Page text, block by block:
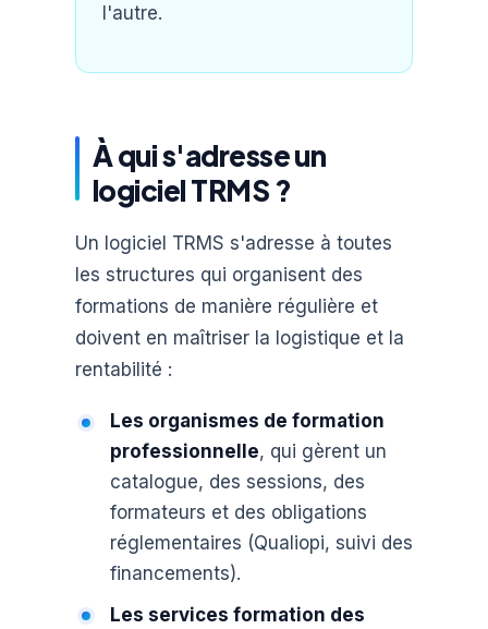
l'autre.
À qui s'adresse un
logiciel TRMS ?
Un logiciel TRMS s'adresse à toutes
les structures qui organisent des
formations de manière régulière et
doivent en maîtriser la logistique et la
rentabilité :
Les organismes de formation
professionnelle, qui gèrent un
catalogue, des sessions, des
formateurs et des obligations
réglementaires (Qualiopi, suivi des
financements).
Les services formation des